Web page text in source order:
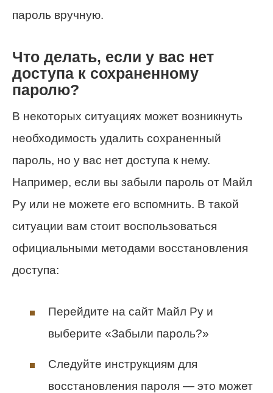
пароль вручную.
Что делать, если у вас нет
доступа к сохраненному
паролю?
В некоторых ситуациях может возникнуть
необходимость удалить сохраненный
пароль, но у вас нет доступа к нему.
Например, если вы забыли пароль от Майл
Ру или не можете его вспомнить. В такой
ситуации вам стоит воспользоваться
официальными методами восстановления
доступа:
Перейдите на сайт Майл Ру и
выберите «Забыли пароль?»
Следуйте инструкциям для
восстановления пароля — это может